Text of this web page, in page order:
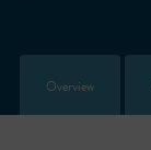
Overview